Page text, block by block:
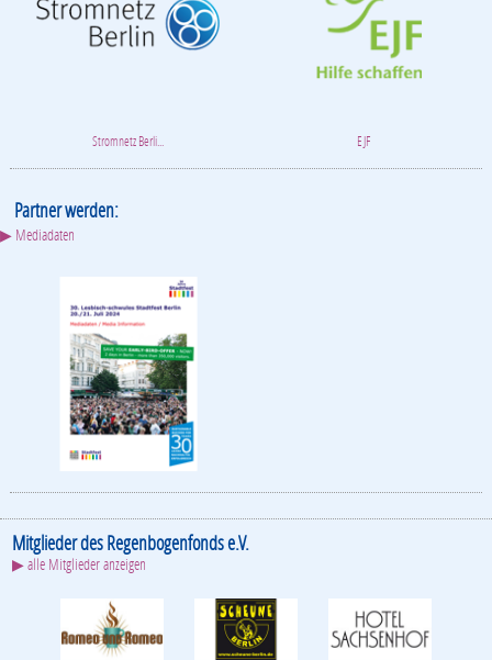
Stromnetz Berli... EJF
Partner werden:
▶ Mediadaten
Mitglieder des Regenbogenfonds e.V.
▶ alle Mitglieder anzeigen